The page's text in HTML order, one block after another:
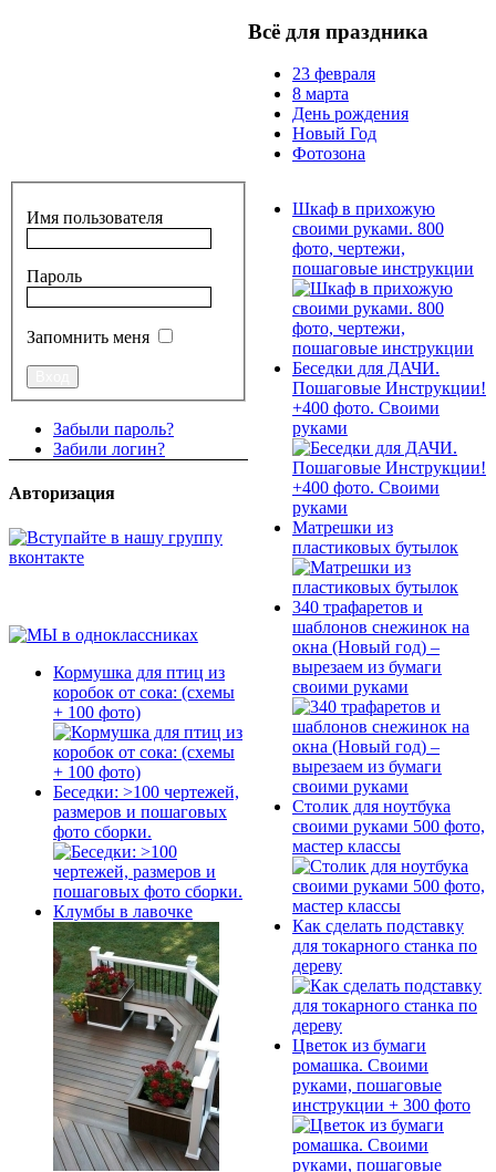
Всё для праздника
23 февраля
8 марта
День рождения
Новый Год
Фотозона
Имя пользователя
Пароль
Запомнить меня
Забыли пароль?
Забили логин?
Авторизация
Кормушка для птиц из
коробок от сока: (схемы
+ 100 фото)
Беседки: >100 чертежей,
размеров и пошаговых
фото сборки.
Клумбы в лавочке
Шкаф в прихожую
своими руками. 800
фото, чертежи,
пошаговые инструкции
Беседки для ДАЧИ.
Пошаговые Инструкции!
+400 фото. Своими
руками
Матрешки из
пластиковых бутылок
340 трафаретов и
шаблонов снежинок на
окна (Новый год) –
вырезаем из бумаги
своими руками
Столик для ноутбука
своими руками 500 фото,
мастер классы
Как сделать подставку
для токарного станка по
дереву
Цветок из бумаги
ромашка. Своими
руками, пошаговые
инструкции + 300 фото